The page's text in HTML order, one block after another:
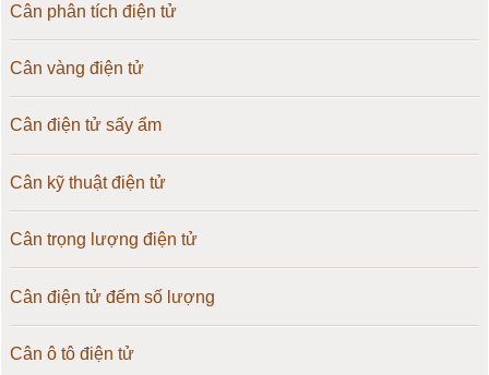
Cân phân tích điện tử
Cân vàng điện tử
Cân điện tử sấy ẩm
Cân kỹ thuật điện tử
Cân trọng lượng điện tử
Cân điện tử đếm số lượng
Cân ô tô điện tử